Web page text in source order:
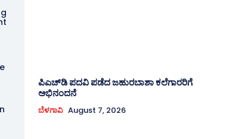
ಪಿಎಚ್‌ಡಿ ಪದವಿ ಪಡೆದ ಜಹುರಬಾಶಾ ಕಲೆಗಾರರಿಗೆ
ಅಭಿನಂದನೆ
ಬೆಳಗಾವಿ August 7, 2026